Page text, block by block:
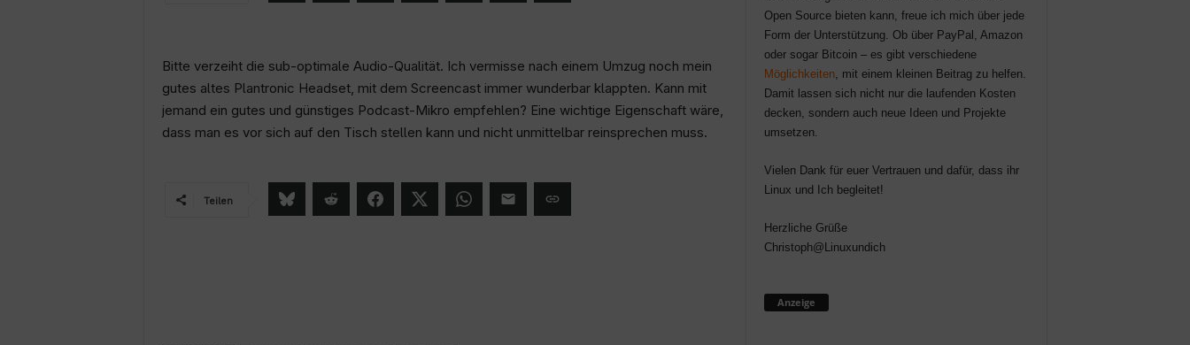
Bitte verzeiht die sub-optimale Audio-Qualität. Ich vermisse nach einem Umzug noch mein
gutes altes Plantronic Headset, mit dem Screencast immer wunderbar klappten. Kann mit
jemand ein gutes und günstiges Podcast-Mikro empfehlen? Eine wichtige Eigenschaft wäre,
dass man es vor sich auf den Tisch stellen kann und nicht unmittelbar reinsprechen muss.
Teilen
Open Source bieten kann, freue ich mich über jede
Form der Unterstützung. Ob über PayPal, Amazon
oder sogar Bitcoin – es gibt verschiedene
Möglichkeiten, mit einem kleinen Beitrag zu helfen.
Damit lassen sich nicht nur die laufenden Kosten
decken, sondern auch neue Ideen und Projekte
umsetzen.
Vielen Dank für euer Vertrauen und dafür, dass ihr
Linux und Ich begleitet!
Herzliche Grüße
Christoph@Linuxundich
Anzeige